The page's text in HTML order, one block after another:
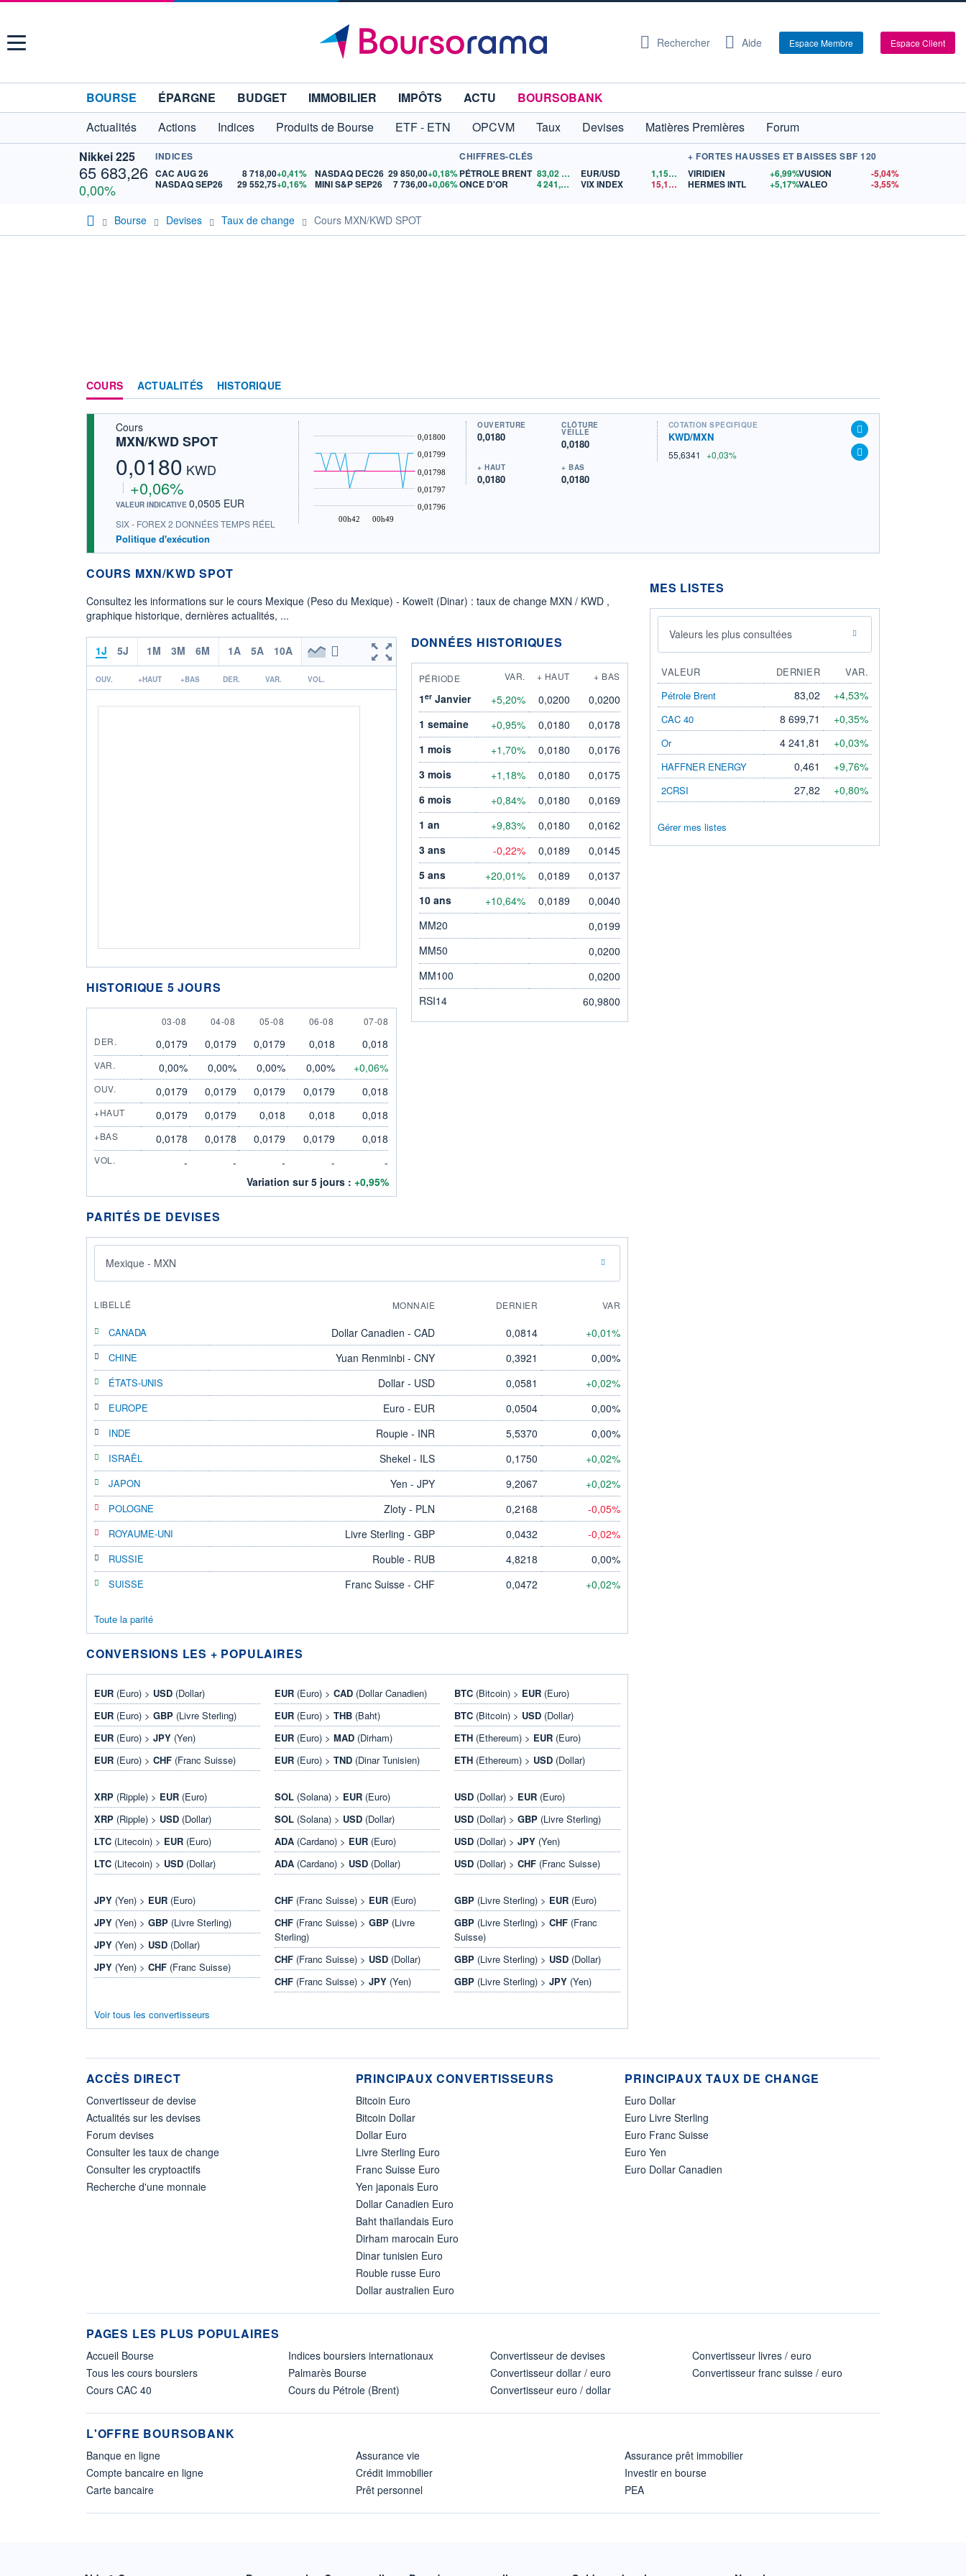
Menu Rechercher Aide Espace Membre Espace Client
BOURSE ÉPARGNE BUDGET IMMOBILIER IMPÔTS ACTU
BOURSOBANK
Actualités
Actions Indices Produits de Bourse ETF - ETN OPCVM Taux Devises Matières Premières
Forum
Nikkei 225
65 683,26
0,00%
INDICES
CAC AUG 26
8 718,00+0,41%
NASDAQ SEP26
29 552,75+0,16%
NASDAQ DEC26 29 850,00+0,18%
MINI S&P SEP26
7 736,00+0,06%
CHIFFRES-CLÉS
PÉTROLE BRENT 83,02
ONCE D'OR
4 241,95 $US
EUR/USD 1,1522
$US
VIX INDEX
15,15$US
+ FORTES HAUSSES ET BAISSES SBF 120
VIRIDIEN
+6,99%
HERMES INTL
+5,17%
VUSION
-5,04%
VALEO
-3,55%
Bourse Devises Taux de change Cours MXN/KWD SPOT
COURS ACTUALITÉS HISTORIQUE
Cours
MXN/KWD SPOT
0,0180 KWD
+0,06%
VALEUR INDICATIVE 0,0505 EUR
SIX - FOREX 2 DONNÉES TEMPS RÉEL
Politique d'exécution
00h42 00h49
0,01796
0,01797
0,01798
0,01799
0,01800
OUVERTURE
0,0180
CLÔTURE
VEILLE
0,0180
+ HAUT
0,0180
+ BAS
0,0180
COTATION SPÉCIFIQUE
KWD/MXN
55,6341 +0,03%
COURS MXN/KWD SPOT
Consultez les informations sur le cours Mexique (Peso du Mexique) - Koweït (Dinar) : taux de change MXN / KWD ,
graphique historique, dernières actualités, ...
1J 5J 1M 3M 6M 1A 5A 10A
OUV. +HAUT +BAS DER. VAR. VOL.
HISTORIQUE 5 JOURS
3 AUGUST
03-08 4 AUGUST
04-08 5 AUGUST
05-08 6 AUGUST
06-08 7 AUGUST
07-08
DER.
0,0179 0,0179 0,0179 0,018 0,018
VAR. 0,00% 0,00% 0,00% 0,00% +0,06%
OUV. 0,0179 0,0179 0,0179 0,0179 0,018
+HAUT 0,0179 0,0179 0,018 0,018 0,018
+BAS 0,0178 0,0178 0,0179 0,0179 0,018
VOL. - - - -
-
Variation sur 5 jours : +0,95%
DONNÉES HISTORIQUES
PÉRIODE VAR. + HAUT + BAS
1erJanvier +5,20% 0,0200
0,0200
1 semaine
+0,95% 0,0180
0,0178
1 mois
+1,70% 0,0180
0,0176
3 mois
+1,18% 0,0180
0,0175
6 mois
+0,84% 0,0180
0,0169
1 an
+9,83% 0,0180
0,0162
3 ans
-0,22% 0,0189
0,0145
5 ans
+20,01% 0,0189
0,0137
10 ans
+10,64% 0,0189
0,0040
MM20
0,0199
MM50
0,0200
MM100
0,0200
RSI14
60,9800
PARITÉS DE DEVISES
Mexique - MXN
LIBELLÉ MONNAIE DERNIER VAR
CANADA Dollar Canadien - CAD 0,0814 +0,01%
CHINE Yuan Renminbi - CNY 0,3921 0,00%
ÉTATS-UNIS Dollar - USD 0,0581 +0,02%
EUROPE Euro - EUR 0,0504 0,00%
INDE Roupie - INR 5,5370 0,00%
ISRAËL Shekel - ILS 0,1750 +0,02%
JAPON Yen - JPY 9,2067 +0,02%
POLOGNE Zloty - PLN 0,2168 -0,05%
ROYAUME-UNI Livre Sterling - GBP 0,0432 -0,02%
RUSSIE Rouble - RUB 4,8218 0,00%
SUISSE Franc Suisse - CHF 0,0472 +0,02%
Toute la parité
CONVERSIONS LES + POPULAIRES
EUR (Euro) > USD (Dollar)
EUR (Euro) > GBP (Livre Sterling)
EUR (Euro) > JPY (Yen)
EUR (Euro) > CHF (Franc Suisse)
EUR(Euro) > CAD(Dollar Canadien)
EUR(Euro) > THB(Baht)
EUR(Euro) > MAD(Dirham)
EUR(Euro) > TND(Dinar Tunisien)
BTC (Bitcoin) > EUR (Euro)
BTC (Bitcoin) > USD (Dollar)
ETH (Ethereum) > EUR (Euro)
ETH (Ethereum) > USD (Dollar)
XRP (Ripple) > EUR (Euro)
XRP (Ripple) > USD (Dollar)
LTC (Litecoin) > EUR (Euro)
LTC (Litecoin) > USD (Dollar)
SOL(Solana) > EUR(Euro)
SOL(Solana) > USD(Dollar)
ADA(Cardano) > EUR(Euro)
ADA(Cardano) > USD(Dollar)
USD (Dollar) > EUR (Euro)
USD (Dollar) >GBP (Livre Sterling)
USD (Dollar) >JPY (Yen)
USD (Dollar) >CHF (Franc Suisse)
JPY (Yen) > EUR (Euro)
JPY (Yen) > GBP (Livre Sterling)
JPY (Yen) > USD (Dollar)
JPY (Yen) > CHF (Franc Suisse)
CHF(Franc Suisse) > EUR(Euro)
CHF(Franc Suisse) > GBP(Livre
Sterling)
CHF(Franc Suisse) > USD(Dollar)
CHF(Franc Suisse) > JPY(Yen)
GBP (Livre Sterling) > EUR (Euro)
GBP (Livre Sterling) >CHF (Franc
Suisse)
GBP (Livre Sterling) > USD (Dollar)
GBP (Livre Sterling) >JPY (Yen)
Voir tous les convertisseurs
MES LISTES
Valeurs les plus consultées
VALEUR DERNIER
VAR.
Pétrole Brent
83,02 +4,53%
CAC 40 8 699,71 +0,35%
Or 4 241,81 +0,03%
HAFFNER ENERGY 0,461 +9,76%
2CRSI 27,82 +0,80%
Gérer mes listes
ACCÈS DIRECT
Convertisseur de devise
Actualités sur les devises
Forum devises
Consulter les taux de change
Consulter les cryptoactifs
Recherche d'une monnaie
PRINCIPAUX CONVERTISSEURS
Bitcoin Euro
Bitcoin Dollar
Dollar Euro
Livre Sterling Euro
Franc Suisse Euro
Yen japonais Euro
Dollar Canadien Euro
Baht thaïlandais Euro
Dirham marocain Euro
Dinar tunisien Euro
Rouble russe Euro
Dollar australien Euro
PRINCIPAUX TAUX DE CHANGE
Euro Dollar
Euro Livre Sterling
Euro Franc Suisse
Euro Yen
Euro Dollar Canadien
PAGES LES PLUS POPULAIRES
Accueil Bourse
Tous les cours boursiers
Cours CAC 40
Indices boursiers internationaux
Palmarès Bourse
Cours du Pétrole (Brent)
Convertisseur de devises
Convertisseur dollar / euro
Convertisseur euro / dollar
Convertisseur livres / euro
Convertisseur franc suisse / euro
L'OFFRE BOURSOBANK
Banque en ligne
Compte bancaire en ligne
Carte bancaire
Assurance vie
Crédit immobilier
Prêt personnel
Assurance prêt immobilier
Investir en bourse
PEA